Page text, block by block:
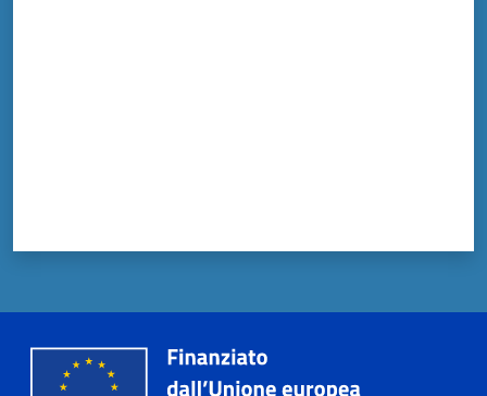
la
gli
argomenti...